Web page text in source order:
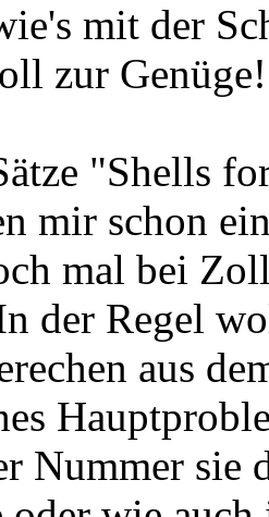
mit der
zur Genüge!
"Shells
mir schon
mal bei
der Regel
aus
Nummer sie